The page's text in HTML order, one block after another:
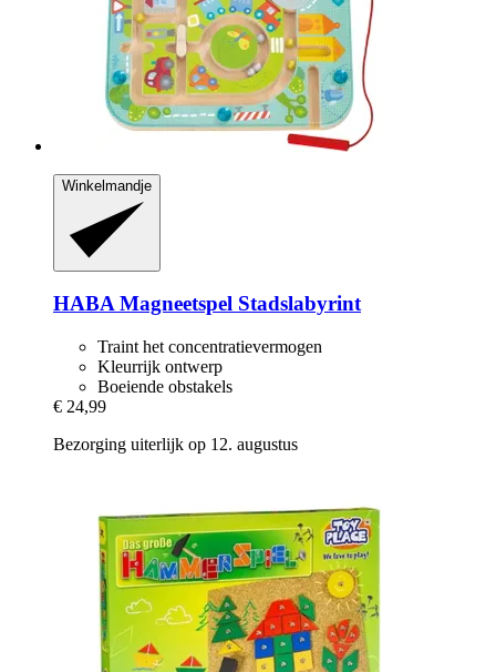
Winkelmandje
HABAMagneetspel Stadslabyrint
Traint het concentratievermogen
Kleurrijk ontwerp
Boeiende obstakels
€ 24,99
Bezorging uiterlijk op 12. augustus